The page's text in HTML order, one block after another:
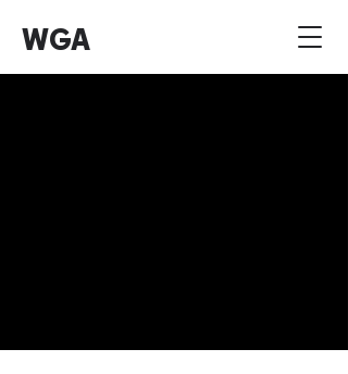
WGA